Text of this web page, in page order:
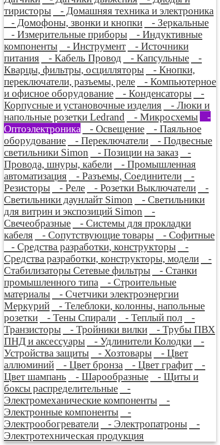
тиристоры
- Домашняя техника и электроника
- Домофоны, звонки и кнопки
- Зеркальные
- Измерительные приборы
- Индуктивные
компоненты
- Инструмент
- Источники
питания
- Кабель Провод - Капсульные
-
Кварцы, фильтры, осцилляторы
- Кнопки,
переключатели, разъемы, реле
- Компьютерное
и офисное оборудование
- Конденсаторы
-
Корпусные и установочные изделия
- Люки и
напольные розетки Ledrand
- Микросхемы
-
Оптоэлектроника
- Освещение
- Паяльное
оборудование
- Переключатели
- Подвесные
светильники Simon
- Позиции на заказ
-
Провода, шнуры, кабели
- Промышленная
автоматизация
- Разъемы, Соединители
-
Резисторы
- Реле - Розетки Выключатели
-
Светильники даунлайт Simon
- Светильники
для витрин и экспозиций Simon
-
Свечеобразные
- Системы для прокладки
кабеля
- Сопутствующие товары
- Софитные
- Средства разработки, конструкторы
-
Средства разработки, конструкторы, модели
-
Стабилизаторы Сетевые фильтры
- Станки
промышленного типа
- Строительные
материалы
- Счетчики электроэнергии
Меркурий
- Телеблоки, колонны, напольные
розетки
- Тены Спирали - Теплый пол
-
Транзисторы
- Тройники вилки
- Трубы ПВХ
ПНД и аксессуары
- Удлинители Колодки
-
Устройства защиты
- Хозтовары
- Цвет
аллюминий
- Цвет бронза - Цвет графит
-
Цвет шампань
- Шарообразные
- Щиты и
боксы распределительные
-
Электромеханические компоненты
-
Электронные компоненты
-
Электрообогреватели
- Электропатроны
-
Электротехническая продукция